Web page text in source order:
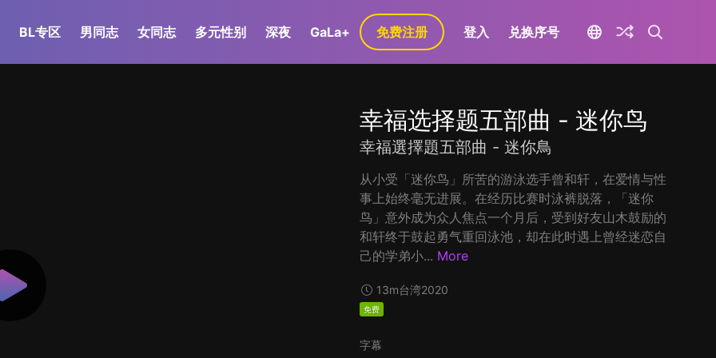
BL专区 男同志 女同志 多元性别 深夜 GaLa+ 免费注册 登入 兑换序号
幸福选择题五部曲 - 迷你鸟
幸福選擇題五部曲 - 迷你鳥
从小受「迷你鸟」所苦的游泳选手曾和轩，在爱情与性
事上始终毫无进展。在经历比赛时泳裤脱落，「迷你
鸟」意外成为众人焦点一个月后，受到好友山木鼓励的
和轩终于鼓起勇气重回泳池，却在此时遇上曾经迷恋自
己的学弟小... More
13m台湾2020
免费
字幕